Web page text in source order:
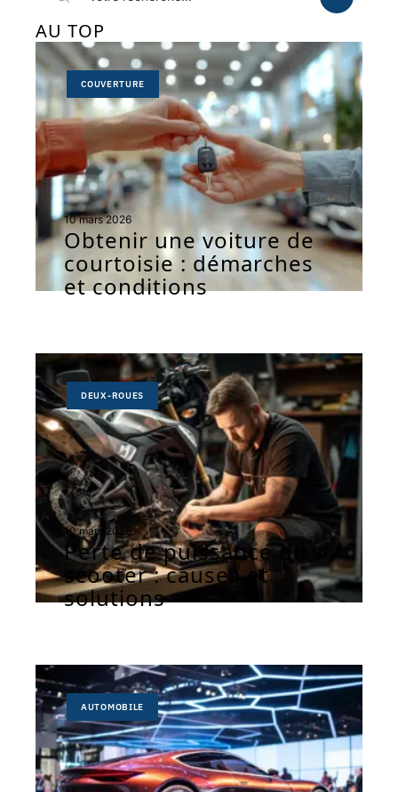
AU TOP
COUVERTURE
10 mars 2026
Obtenir une voiture de
courtoisie : démarches
et conditions
DEUX-ROUES
10 mars 2026
Perte de puissance du
scooter : causes et
solutions
AUTOMOBILE